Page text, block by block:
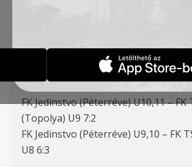
U 12 BARÁTSÁGOS MÉRKŐZÉSE:
FK Radnički (Šid) – FK TSC (Topolya)
U9 BARÁTSÁGOS MÉRKŐZÉSE:
FK Jedinstvo (Péterréve) U10,11 – FK
(Topolya) U9 7:2
FK Jedinstvo (Péterréve) U9,10 – FK
U8 6:3